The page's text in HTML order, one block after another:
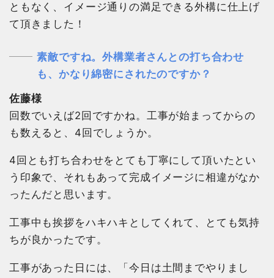
ともなく、イメージ通りの満足できる外構に仕上げ
て頂きました！
素敵ですね。外構業者さんとの打ち合わせ
も、かなり綿密にされたのですか？
佐藤様
回数でいえば2回ですかね。工事が始まってからの
も数えると、4回でしょうか。
4回とも打ち合わせをとても丁寧にして頂いたとい
う印象で、それもあって完成イメージに相違がなか
ったんだと思います。
工事中も挨拶をハキハキとしてくれて、とても気持
ちが良かったです。
工事があった日には、「今日は土間までやりまし